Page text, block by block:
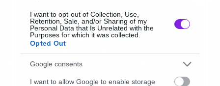
I want to opt-out of Collection, Use,
Retention, Sale, and/or Sharing of my
Personal Data that Is Unrelated with the
Purposes for which it was collected.
Opted Out
Google consents
I want to allow Google to enable storage
Ο Anselmo μιλάει για
ενδεχόμενο reunion των Pantera
και είναι συγκλονιστικός